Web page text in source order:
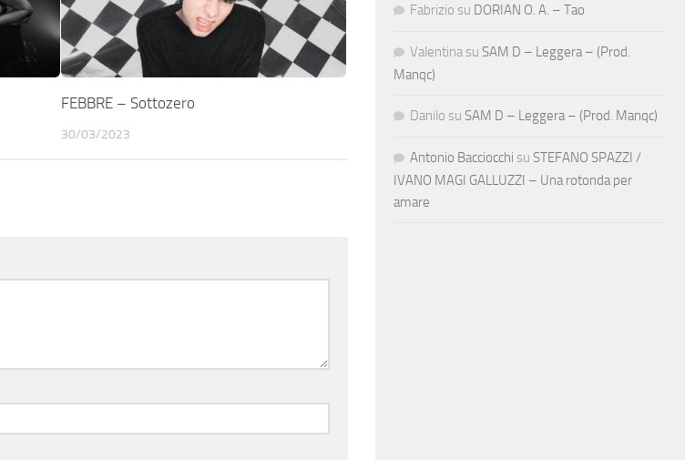
FEBBRE – Sottozero
30/03/2023
Fabrizio su DORIAN O. A. – Tao
Valentina su SAM D – Leggera – (Prod.
Manqc)
Danilo su SAM D – Leggera – (Prod. Manqc)
Antonio Bacciocchi su STEFANO SPAZZI /
IVANO MAGI GALLUZZI – Una rotonda per
amare